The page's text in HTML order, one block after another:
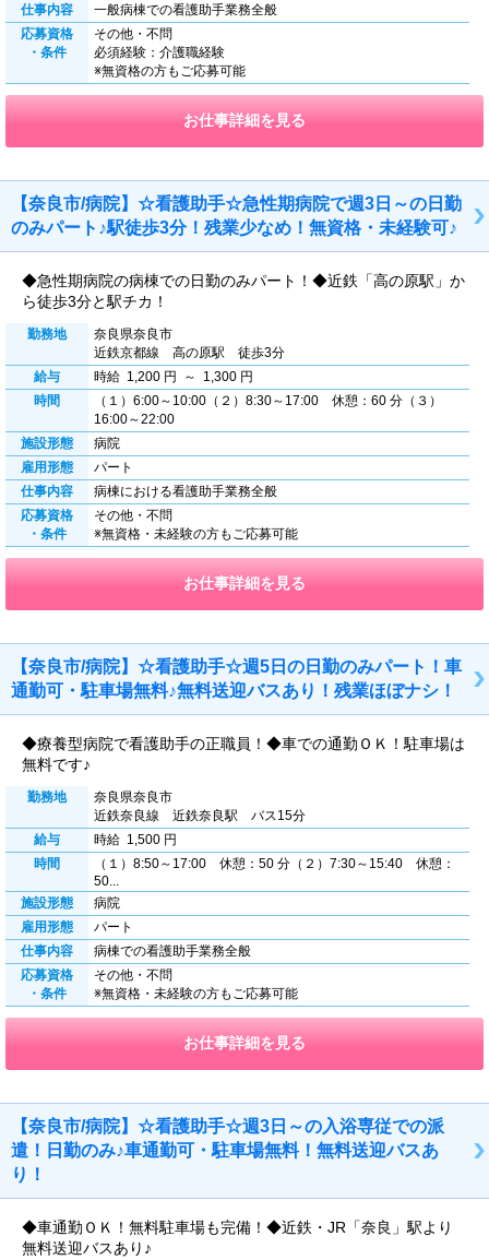
仕事内容
一般病棟での看護助手業務全般
応募資格
・条件
その他・不問
必須経験：介護職経験
※無資格の方もご応募可能
お仕事詳細を見る
【奈良市/病院】☆看護助手☆急性期病院で週3日～の日勤
のみパート♪駅徒歩3分！残業少なめ！無資格・未経験可♪
◆急性期病院の病棟での日勤のみパート！◆近鉄「高の原駅」か
ら徒歩3分と駅チカ！
勤務地
奈良県奈良市
近鉄京都線 高の原駅 徒歩3分
給与
時給 1,200 円 ～ 1,300 円
時間
（１）6:00～10:00（２）8:30～17:00 休憩：60 分（３）
16:00～22:00
施設形態
病院
雇用形態
パート
仕事内容
病棟における看護助手業務全般
応募資格
・条件
その他・不問
※無資格・未経験の方もご応募可能
お仕事詳細を見る
【奈良市/病院】☆看護助手☆週5日の日勤のみパート！車
通勤可・駐車場無料♪無料送迎バスあり！残業ほぼナシ！
◆療養型病院で看護助手の正職員！◆車での通勤ＯＫ！駐車場は
無料です♪
勤務地
奈良県奈良市
近鉄奈良線 近鉄奈良駅 バス15分
給与
時給 1,500 円
時間
（１）8:50～17:00 休憩：50 分（２）7:30～15:40 休憩：
50...
施設形態
病院
雇用形態
パート
仕事内容
病棟での看護助手業務全般
応募資格
・条件
その他・不問
※無資格・未経験の方もご応募可能
お仕事詳細を見る
【奈良市/病院】☆看護助手☆週3日～の入浴専従での派
遣！日勤のみ♪車通勤可・駐車場無料！無料送迎バスあ
り！
◆車通勤ＯＫ！無料駐車場も完備！◆近鉄・JR「奈良」駅より
無料送迎バスあり♪